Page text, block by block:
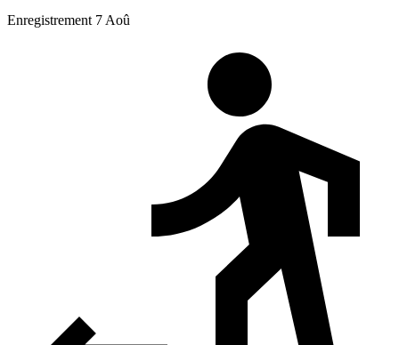
Enregistrement 7 Aoû